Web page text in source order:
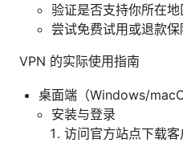
验证是否支持你所在
尝试免费试用或退款
VPN 的实际使用指南
桌面端（Windows/
安装与登录
访问官方站点下载